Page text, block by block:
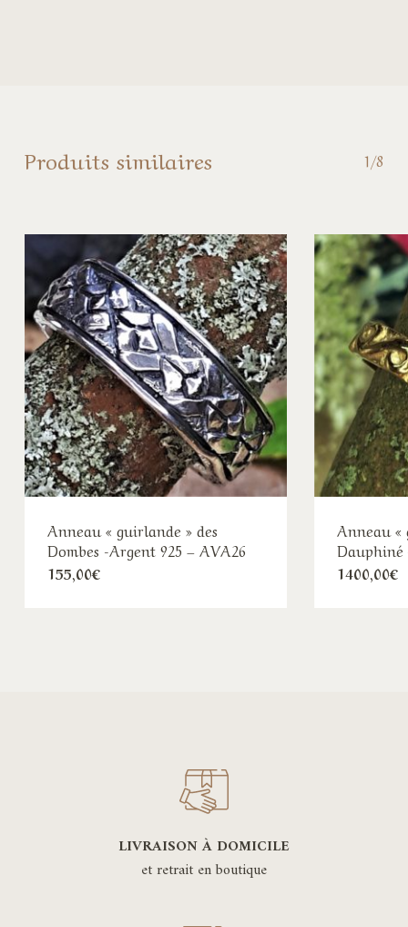
Produits similaires 1/8
Anneau « guirlande » des
Dombes -Argent 925 – AVA26
155,00€
Anneau «
Dauphiné
1400,00€
LIVRAISON À DOMICILE
et retrait en boutique